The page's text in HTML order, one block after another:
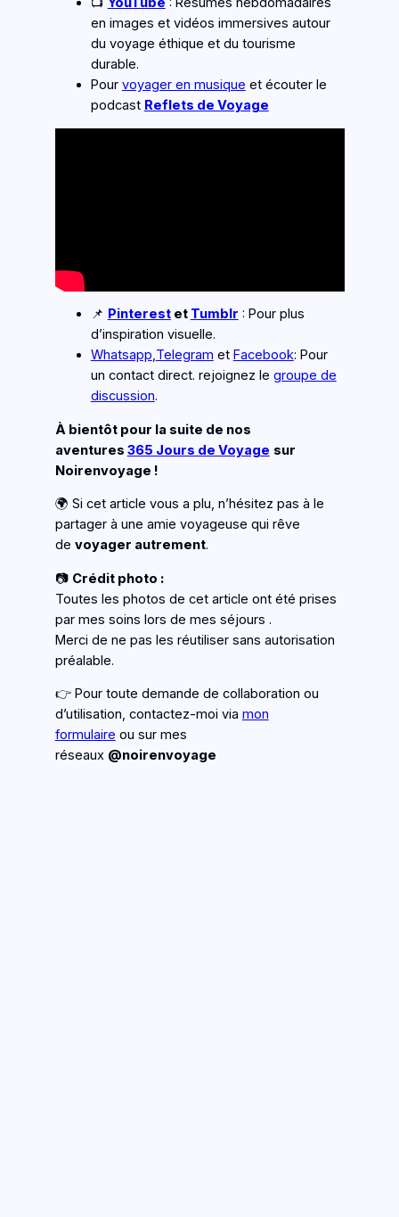
en images et vidéos immersives autour
du voyage éthique et du tourisme
durable.
Pour voyager en musique et écouter le
podcast Reflets de Voyage
📌 Pinterestet Tumblr : Pour plus
d’inspiration visuelle.
Whatsapp,Telegram et Facebook: Pour
un contact direct. rejoignez le groupe de
discussion.
À bientôt pour la suite de nos
aventures 365 Jours de Voyage sur
Noirenvoyage !
🌍 Si cet article vous a plu, n’hésitez pas à le
partager à une amie voyageuse qui rêve
de voyager autrement.
📷 Crédit photo :
Toutes les photos de cet article ont été prises
par mes soins lors de mes séjours .
Merci de ne pas les réutiliser sans autorisation
préalable.
👉 Pour toute demande de collaboration ou
d’utilisation, contactez-moi via mon
formulaire ou sur mes
réseaux @noirenvoyage